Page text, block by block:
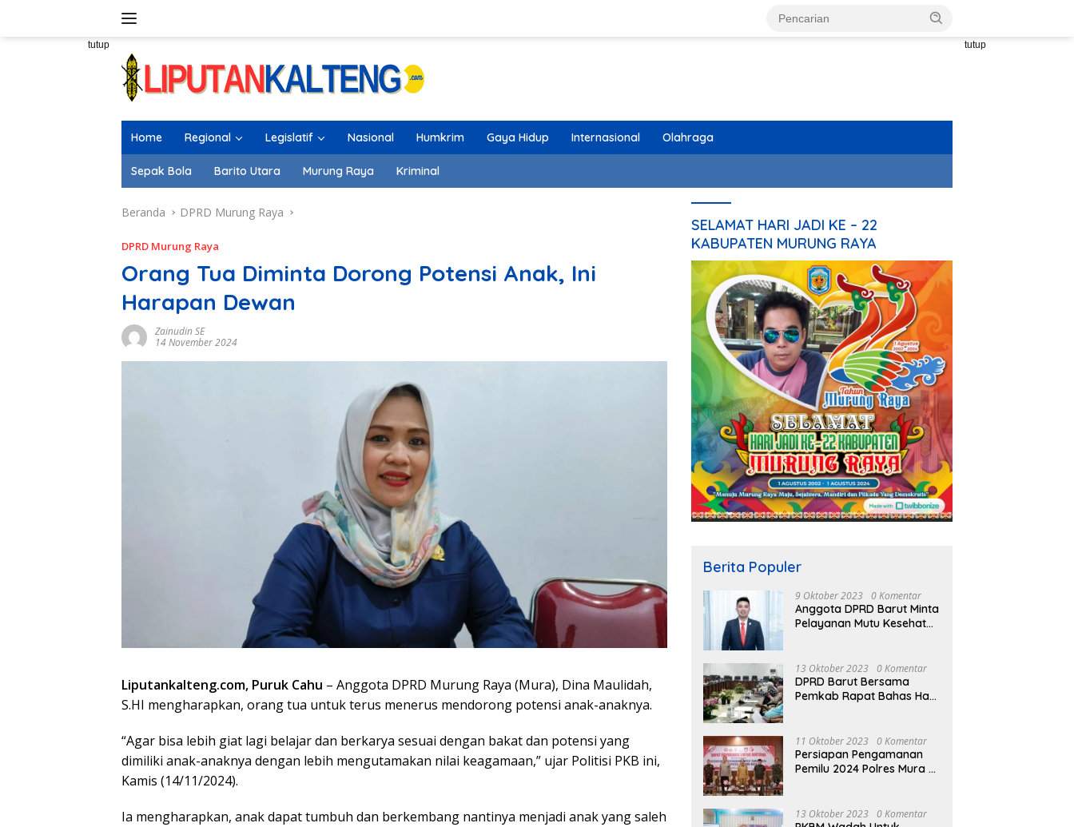
tutup tutup
Home Regional Legislatif Nasional Humkrim Gaya Hidup Internasional Olahraga
Sepak Bola Barito Utara Murung Raya Kriminal
Beranda DPRD Murung Raya
DPRD Murung Raya
Orang Tua Diminta Dorong Potensi Anak, Ini
Harapan Dewan
Zainudin SE
14 November 2024
Liputankalteng.com, Puruk Cahu – Anggota DPRD Murung Raya (Mura), Dina Maulidah,
S.HI mengharapkan, orang tua untuk terus menerus mendorong potensi anak-anaknya.
“Agar bisa lebih giat lagi belajar dan berkarya sesuai dengan bakat dan potensi yang
dimiliki anak-anaknya dengan lebih mengutamakan nilai keagamaan,” ujar Politisi PKB ini,
Kamis (14/11/2024).
Ia mengharapkan, anak dapat tumbuh dan berkembang nantinya menjadi anak yang saleh
SELAMAT HARI JADI KE – 22
KABUPATEN MURUNG RAYA
Berita Populer
9 Oktober 2023 0 Komentar
Anggota DPRD Barut Minta
Pelayanan Mutu Kesehatan
13 Oktober 2023 0 Komentar
DPRD Barut Bersama
Pemkab Rapat Bahas Hasil
Perubahan 2023
11 Oktober 2023 0 Komentar
Persiapan Pengamanan
Pemilu 2024 Polres Mura
13 Oktober 2023 0 Komentar